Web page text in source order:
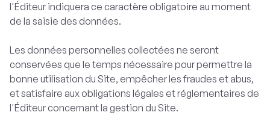
l'Éditeur indiquera ce caractère obligatoire au moment
de la saisie des données.
Les données personnelles collectées ne seront
conservées que le temps nécessaire pour permettre la
bonne utilisation du Site, empêcher les fraudes et abus,
et satisfaire aux obligations légales et réglementaires de
l'Éditeur concernant la gestion du Site.